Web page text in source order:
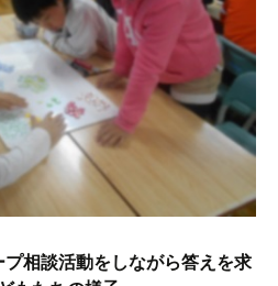
相談活動をしながら答えを求